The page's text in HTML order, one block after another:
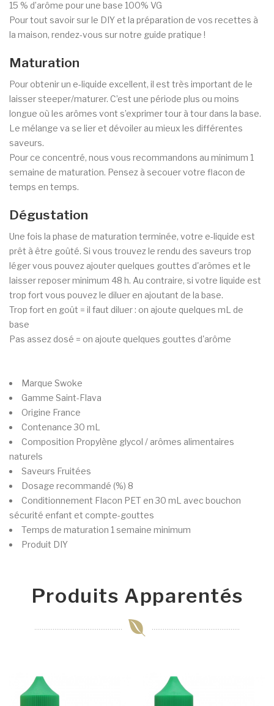
15 % d’arôme pour une base 100% VG
Pour tout savoir sur le DIY et la préparation de vos recettes à
la maison, rendez-vous sur notre guide pratique !
Maturation
Pour obtenir un e-liquide excellent, il est très important de le
laisser steeper/maturer. C’est une période plus ou moins
longue où les arômes vont s’exprimer tour à tour dans la base.
Le mélange va se lier et dévoiler au mieux les différentes
saveurs.
Pour ce concentré, nous vous recommandons au minimum 1
semaine de maturation. Pensez à secouer votre flacon de
temps en temps.
Dégustation
Une fois la phase de maturation terminée, votre e-liquide est
prêt à être goûté. Si vous trouvez le rendu des saveurs trop
léger vous pouvez ajouter quelques gouttes d'arômes et le
laisser reposer minimum 48 h. Au contraire, si votre liquide est
trop fort vous pouvez le diluer en ajoutant de la base.
Trop fort en goût = il faut diluer : on ajoute quelques mL de
base
Pas assez dosé = on ajoute quelques gouttes d'arôme
Marque Swoke
Gamme Saint-Flava
Origine France
Contenance 30 mL
Composition Propylène glycol / arômes alimentaires
naturels
Saveurs Fruitées
Dosage recommandé (%) 8
Conditionnement Flacon PET en 30 mL avec bouchon
sécurité enfant et compte-gouttes
Temps de maturation 1 semaine minimum
Produit DIY
Produits Apparentés